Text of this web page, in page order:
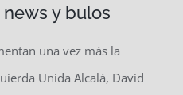
y bulos
una vez más la
Unida Alcalá, David